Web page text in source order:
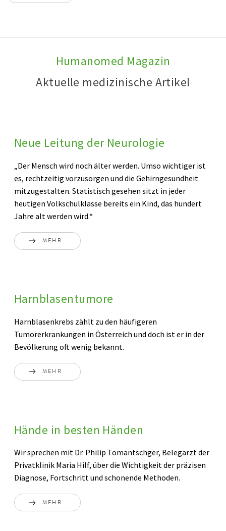
Humanomed Magazin
Aktuelle medizinische Artikel
Neue Leitung der Neurologie
„Der Mensch wird noch älter werden. Umso wichtiger ist
es, rechtzeitig vorzusorgen und die Gehirngesundheit
mitzugestalten. Statistisch gesehen sitzt in jeder
heutigen Volkschulklasse bereits ein Kind, das hundert
Jahre alt werden wird.“
MEHR
Harnblasentumore
Harnblasenkrebs zählt zu den häufigeren
Tumorerkrankungen in Österreich und doch ist er in der
Bevölkerung oft wenig bekannt.
MEHR
Hände in besten Händen
Wir sprechen mit Dr. Philip Tomantschger, Belegarzt der
Privatklinik Maria Hilf, über die Wichtigkeit der präzisen
Diagnose, Fortschritt und schonende Methoden.
MEHR